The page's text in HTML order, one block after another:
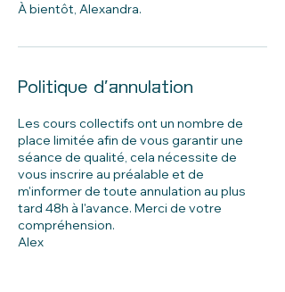
À bientôt, Alexandra.
Politique d'annulation
Les cours collectifs ont un nombre de
place limitée afin de vous garantir une
séance de qualité, cela nécessite de
vous inscrire au préalable et de
m'informer de toute annulation au plus
tard 48h à l'avance. Merci de votre
compréhension.
Alex